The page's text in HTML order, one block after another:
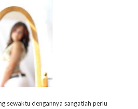
sewaktu dengannya sangatlah perlu